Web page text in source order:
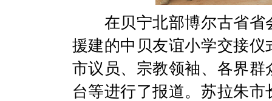
在贝宁北部博尔古省省
援建的中贝友谊小学交接
市议员、宗教领袖、各界
台等进行了报道。苏拉朱